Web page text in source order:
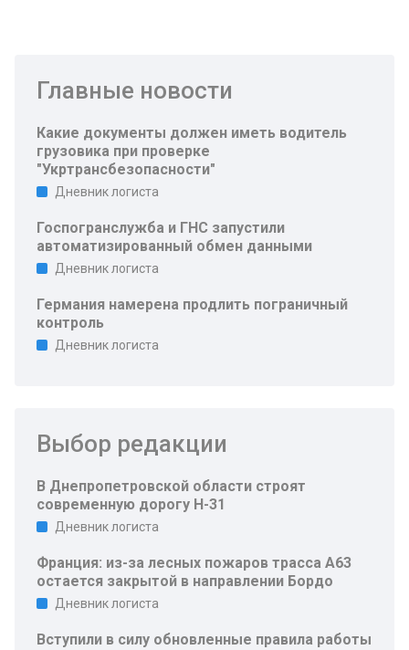
Главные новости
Какие документы должен иметь водитель
грузовика при проверке
"Укртрансбезопасности"
Дневник логиста
Госпогранслужба и ГНС запустили
автоматизированный обмен данными
Дневник логиста
Германия намерена продлить пограничный
контроль
Дневник логиста
Выбор редакции
В Днепропетровской области строят
современную дорогу Н-31
Дневник логиста
Франция: из-за лесных пожаров трасса A63
остается закрытой в направлении Бордо
Дневник логиста
Вступили в силу обновленные правила работы